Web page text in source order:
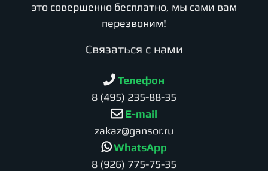
это совершенно бесплатно, мы сами вам
перезвоним!
Cвязаться с нами
Телефон
8 (495) 235-88-35
E-mail
zakaz@gansor.ru
WhatsApp
8 (926) 775-75-35